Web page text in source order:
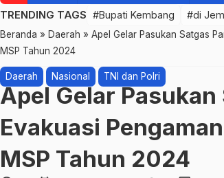
TRENDING TAGS #Bupati Kembang #di
Beranda » Daerah » Apel Gelar Pasukan Satgas
MSP Tahun 2024
Daerah Nasional TNI dan Polri
Apel Gelar
Evakuasi
MSP Tahun 2024